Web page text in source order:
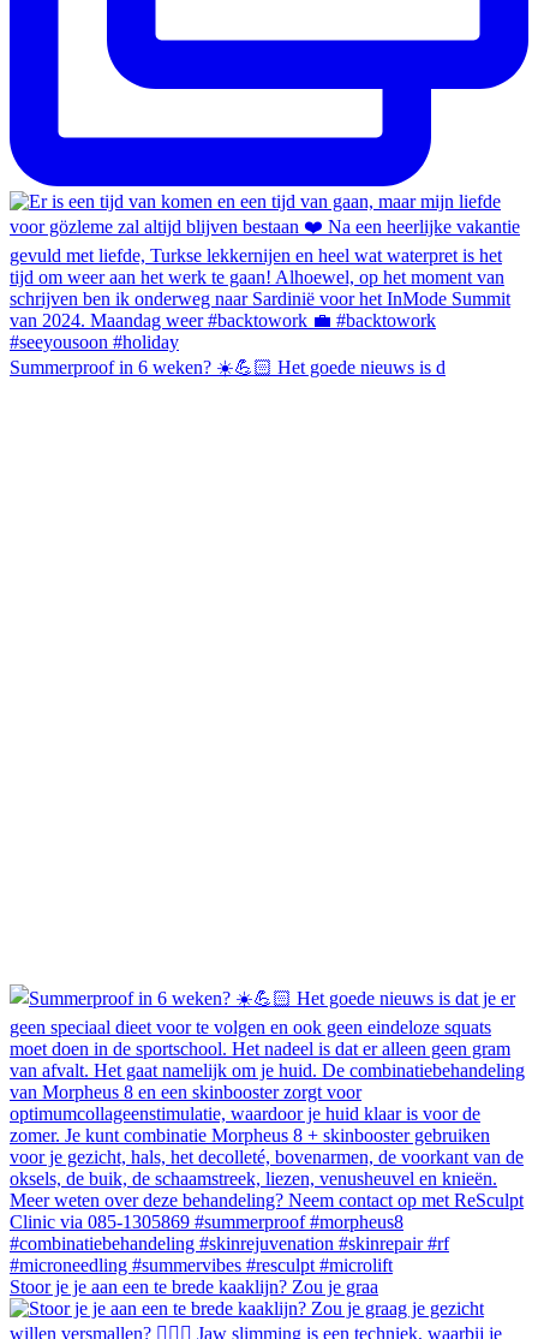
Summerproof in 6 weken? ☀️💪🏻 Het goede nieuws is d
Stoor je je aan een te brede kaaklijn? Zou je graa